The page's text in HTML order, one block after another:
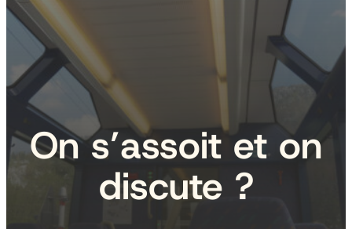
On s’assoit et on
discute ?